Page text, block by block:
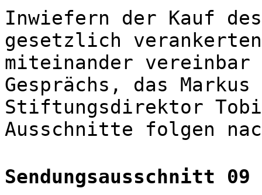
Inwiefern der Kauf des
gesetzlich
miteinander
Gesprächs, das
Stiftungsdirektor
Ausschnitte folgen
Sendungsausschnitt 09